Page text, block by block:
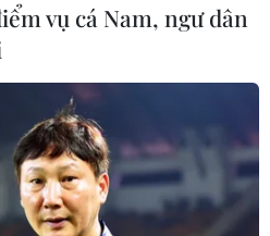
vụ cá Nam, ngư dân